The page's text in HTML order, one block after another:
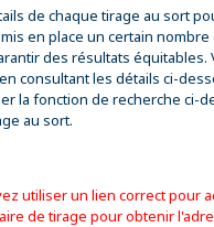
de chaque tirage au sort
en place un certain nombre
des résultats équitables.
consultant les détails ci-
la fonction de recherche ci-
au sort.
utiliser un lien correct pour
de tirage pour obtenir